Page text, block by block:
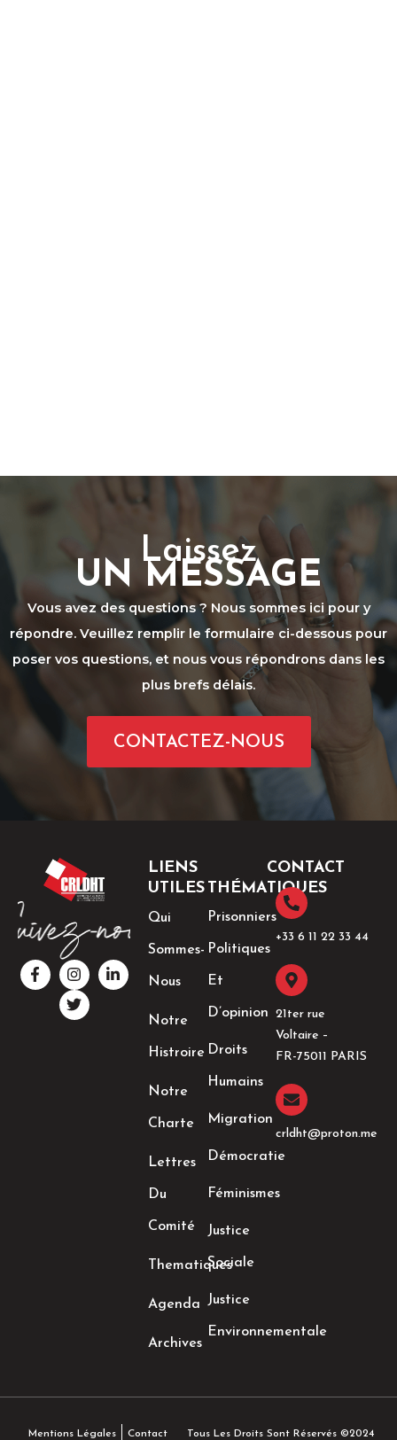
Laissez
UN MESSAGE
Vous avez des questions ? Nous sommes ici pour y
répondre. Veuillez remplir le formulaire ci-dessous pour
poser vos questions, et nous vous répondrons dans les
plus brefs délais.
CONTACTEZ-NOUS
F
a
c
I
n
s
t
a
L
i
n
T
w
i
t
t
LIENS
UTILES
Qui
Sommes-
Nous
Notre
Histroire
Notre
Charte
Lettres
Du
Comité
Thematiques
Agenda
Archives
THÉMATIQUES
Prisonniers
Politiques
Et
D’opinion
Droits
Humains
Migration
Démocratie
Féminismes
Justice
Sociale
Justice
Environnementale
CONTACT
+33 6 11 22 33 44​
21ter rue
Voltaire –
FR-75011 PARIS
crldht@proton.me
Mentions Légales Contact Tous Les Droits Sont Réservés ©2024